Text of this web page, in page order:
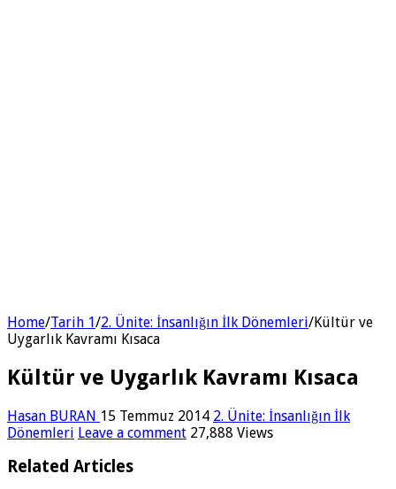
Home/Tarih 1/2. Ünite: İnsanlığın İlk Dönemleri/Kültür ve
Uygarlık Kavramı Kısaca
Kültür ve Uygarlık Kavramı Kısaca
Hasan BURAN 15 Temmuz 2014 2. Ünite: İnsanlığın İlk
Dönemleri Leave a comment 27,888 Views
Related Articles